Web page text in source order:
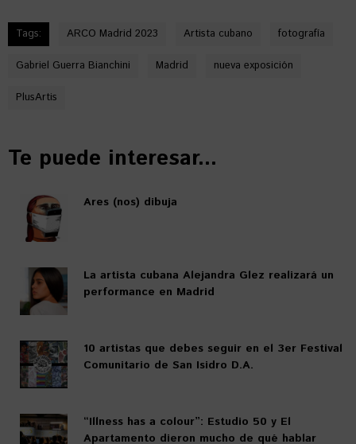
Tags: ARCO Madrid 2023 Artista cubano fotografía
Gabriel Guerra Bianchini Madrid nueva exposición
PlusArtis
Te puede interesar...
Ares (nos) dibuja
La artista cubana Alejandra Glez realizará un
performance en Madrid
10 artistas que debes seguir en el 3er Festival
Comunitario de San Isidro D.A.
“Illness has a colour”: Estudio 50 y El
Apartamento dieron mucho de qué hablar